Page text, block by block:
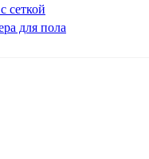
сеткой
для пола